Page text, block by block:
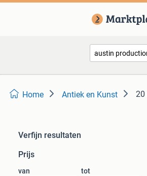
Home Antiek en Kunst 20
Verfijn resultaten
Prijs
van tot